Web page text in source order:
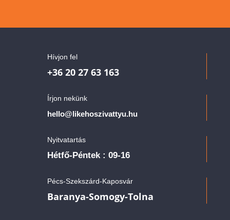
Hívjon fel
+36 20 27 63 163
Írjon nekünk
hello@likehoszivattyu.hu
Nyitvatartás
Hétfő-Péntek : 09-16
Pécs-Szekszárd-Kaposvár
Baranya-Somogy-Tolna